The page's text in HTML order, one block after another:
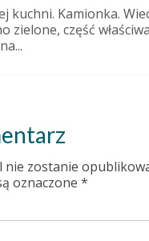
kuchni. Kamionka.
zielone, część
nie zostanie
oznaczone *